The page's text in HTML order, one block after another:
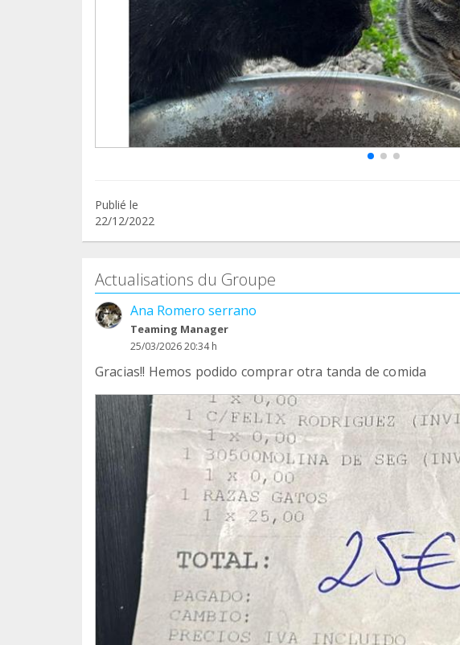
Publié le
22/12/2022
Actualisations du Groupe
Ana Romero serrano
Teaming Manager
25/03/2026 20:34 h
Gracias!! Hemos podido comprar otra tanda de comida